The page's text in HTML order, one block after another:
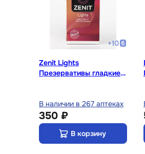
+10
Zenit Lights
Презервативы гладкие
В наличии в 267 аптеках
350 ₽
В корзину